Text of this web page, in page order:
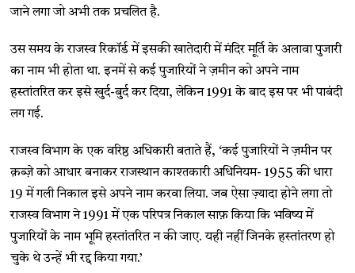
जाने लगा जो अभी तक प्रचलित है.
उस समय के राजस्व रिकॉर्ड में इसकी खातेदारी में मंदिर मूर्ति के अलावा पुजारी
का नाम भी होता था. इनमें से कई पुजारियों ने ज़मीन को अपने नाम
हस्तांतरित कर इसे खुर्द-बुर्द कर दिया, लेकिन 1991 के बाद इस पर भी पाबंदी
लग गई.
राजस्व विभाग के एक वरिष्ठ अधिकारी बताते हैं, ‘कई पुजारियों ने ज़मीन पर
क़ब्ज़े को आधार बनाकर राजस्थान काश्तकारी अधिनियम- 1955 की धारा
19 में गली निकाल इसे अपने नाम करवा लिया. जब ऐसा ज़्यादा होने लगा तो
राजस्व विभाग ने 1991 में एक परिपत्र निकाल साफ़ किया कि भविष्य में
पुजारियों के नाम भूमि हस्तांतरित न की जाए. यही नहीं जिनके हस्तांतरण हो
चुके थे उन्हें भी रद्द किया गया.’